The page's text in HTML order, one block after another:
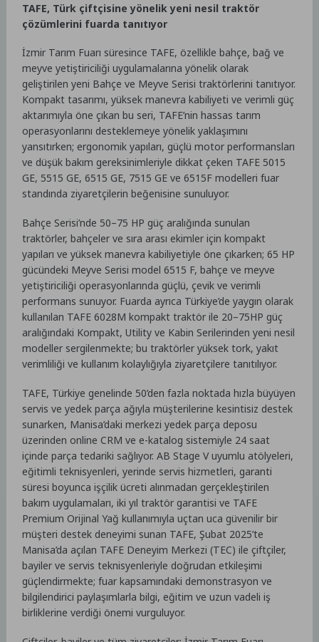
TAFE, Türk çiftçisine yönelik yeni nesil traktör
çözümlerini fuarda tanıtıyor
İzmir Tarım Fuarı süresince TAFE, özellikle bahçe, bağ ve
meyve yetiştiriciliği uygulamalarına yönelik olarak
geliştirilen yeni Bahçe ve Meyve Serisi traktörlerini tanıtıyor.
Kompakt tasarımı, yüksek manevra kabiliyeti ve verimli güç
aktarımıyla öne çıkan bu seri, TAFE’nin hassas tarım
operasyonlarını desteklemeye yönelik yaklaşımını
yansıtırken; ergonomik yapıları, güçlü motor performansları
ve düşük bakım gereksinimleriyle dikkat çeken TAFE 5015
GE, 5515 GE, 6515 GE, 7515 GE ve 6515F modelleri fuar
standında ziyaretçilerin beğenisine sunuluyor.
Bahçe Serisi’nde 50–75 HP güç aralığında sunulan
traktörler, bahçeler ve sıra arası ekimler için kompakt
yapıları ve yüksek manevra kabiliyetiyle öne çıkarken; 65 HP
gücündeki Meyve Serisi model 6515 F, bahçe ve meyve
yetiştiriciliği operasyonlarında güçlü, çevik ve verimli
performans sunuyor. Fuarda ayrıca Türkiye’de yaygın olarak
kullanılan TAFE 6028M kompakt traktör ile 20–75HP güç
aralığındaki Kompakt, Utility ve Kabin Serilerinden yeni nesil
modeller sergilenmekte; bu traktörler yüksek tork, yakıt
verimliliği ve kullanım kolaylığıyla ziyaretçilere tanıtılıyor.
TAFE, Türkiye genelinde 50’den fazla noktada hızla büyüyen
servis ve yedek parça ağıyla müşterilerine kesintisiz destek
sunarken, Manisa’daki merkezi yedek parça deposu
üzerinden online CRM ve e-katalog sistemiyle 24 saat
içinde parça tedariki sağlıyor. AB Stage V uyumlu atölyeleri,
eğitimli teknisyenleri, yerinde servis hizmetleri, garanti
süresi boyunca işçilik ücreti alınmadan gerçekleştirilen
bakım uygulamaları, iki yıl traktör garantisi ve TAFE
Premium Orijinal Yağ kullanımıyla uçtan uca güvenilir bir
müşteri destek deneyimi sunan TAFE, Şubat 2025’te
Manisa’da açılan TAFE Deneyim Merkezi (TEC) ile çiftçiler,
bayiler ve servis teknisyenleriyle doğrudan etkileşimi
güçlendirmekte; fuar kapsamındaki demonstrasyon ve
bilgilendirici paylaşımlarla bilgi, eğitim ve uzun vadeli iş
birliklerine verdiği önemi vurguluyor.